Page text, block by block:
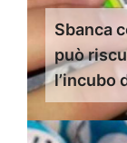
Sbanca
può
l’incubo